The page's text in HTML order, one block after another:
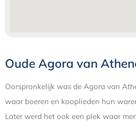
Oude Agora van
Oorspronkelijk was de Agora van
waar boeren en kooplieden hun
Later werd het ook een plek waar